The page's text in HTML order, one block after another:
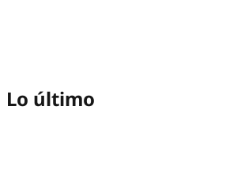
Lo último